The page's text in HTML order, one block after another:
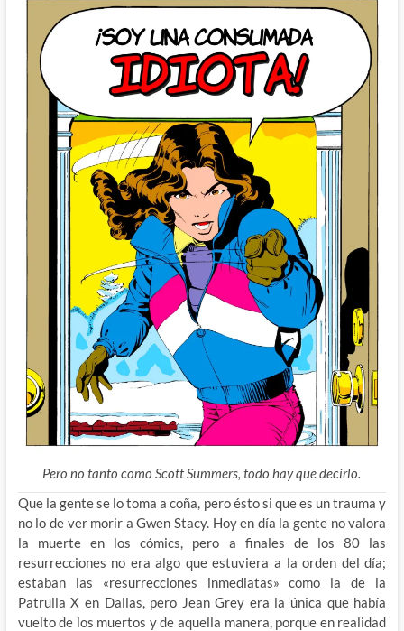
Pero no tanto como Scott Summers, todo hay que decirlo.
Que la gente se lo toma a coña, pero ésto si que es un trauma y
no lo de ver morir a Gwen Stacy. Hoy en día la gente no valora
la muerte en los cómics, pero a finales de los 80 las
resurrecciones no era algo que estuviera a la orden del día;
estaban las «resurrecciones inmediatas» como la de la
Patrulla X en Dallas, pero Jean Grey era la única quehabía
vuelto de los muertos y de aquella manera, porque en realidad